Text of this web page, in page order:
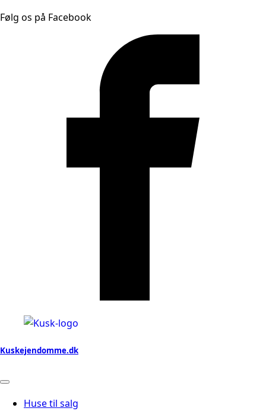
Følg os på Facebook
Kuskejendomme.dk
Huse til salg